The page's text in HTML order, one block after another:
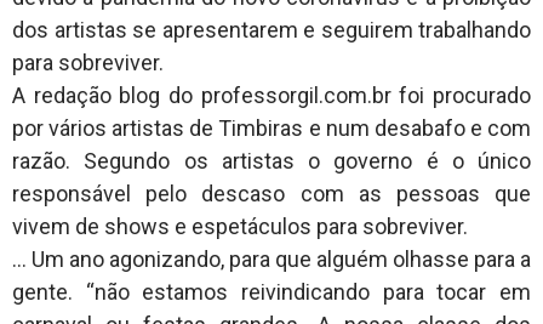
dos artistas se apresentarem e seguirem trabalhando
para sobreviver.
A redação blog do professorgil.com.br foi procurado
por vários artistas de Timbiras e num desabafo e com
razão. Segundo os artistas o governo é o único
responsável pelo descaso com as pessoas que
vivem de shows e espetáculos para sobreviver.
… Um ano agonizando, para que alguém olhasse para a
gente. “não estamos reivindicando para tocar em